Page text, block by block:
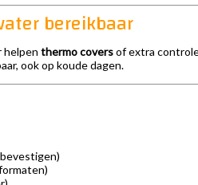
bereikbaar
helpen thermo coversof extra
ook op koude dagen.